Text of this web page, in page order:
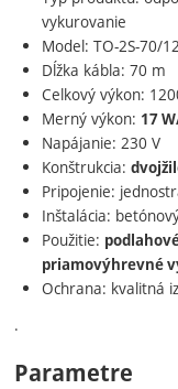
vykurovanie
Model: TO-2S-70/
Dĺžka kábla: 70 m
Celkový výkon:
Merný výkon: 17
Napájanie: 230 V
Konštrukcia:
Pripojenie:
Inštalácia:
Použitie:
priamovýhrevné
Ochrana: kvalitná
.
Parametre